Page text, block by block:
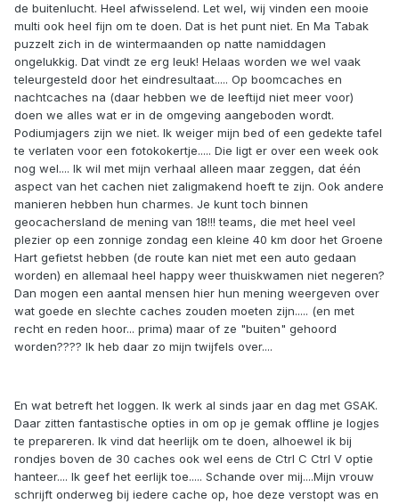
de buitenlucht. Heel afwisselend. Let wel, wij vinden een mooie
multi ook heel fijn om te doen. Dat is het punt niet. En Ma Tabak
puzzelt zich in de wintermaanden op natte namiddagen
ongelukkig. Dat vindt ze erg leuk! Helaas worden we wel vaak
teleurgesteld door het eindresultaat..... Op boomcaches en
nachtcaches na (daar hebben we de leeftijd niet meer voor)
doen we alles wat er in de omgeving aangeboden wordt.
Podiumjagers zijn we niet. Ik weiger mijn bed of een gedekte tafel
te verlaten voor een fotokokertje..... Die ligt er over een week ook
nog wel.... Ik wil met mijn verhaal alleen maar zeggen, dat één
aspect van het cachen niet zaligmakend hoeft te zijn. Ook andere
manieren hebben hun charmes. Je kunt toch binnen
geocachersland de mening van 18!!! teams, die met heel veel
plezier op een zonnige zondag een kleine 40 km door het Groene
Hart gefietst hebben (de route kan niet met een auto gedaan
worden) en allemaal heel happy weer thuiskwamen niet negeren?
Dan mogen een aantal mensen hier hun mening weergeven over
wat goede en slechte caches zouden moeten zijn..... (en met
recht en reden hoor... prima) maar of ze "buiten" gehoord
worden???? Ik heb daar zo mijn twijfels over....
En wat betreft het loggen. Ik werk al sinds jaar en dag met GSAK.
Daar zitten fantastische opties in om op je gemak offline je logjes
te prepareren. Ik vind dat heerlijk om te doen, alhoewel ik bij
rondjes boven de 30 caches ook wel eens de Ctrl C Ctrl V optie
hanteer.... Ik geef het eerlijk toe..... Schande over mij....Mijn vrouw
schrijft onderweg bij iedere cache op, hoe deze verstopt was en